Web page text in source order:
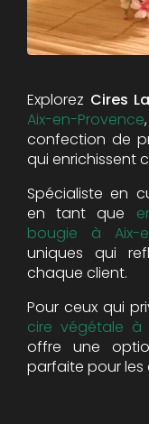
Explorez Cires
Aix-en-Provence
confection de
qui enrichissent
Spécialiste en
en tant que
bougie à Aix-
uniques qui
chaque client.
Pour ceux qui
cire végétale à
offre une
parfaite pour les